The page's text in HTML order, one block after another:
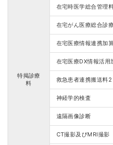
特掲診療
料
在宅時医学総合管理
在宅がん医療総合診
在宅医療情報連携加
在宅医療DX情報活用
救急患者連携搬送料2
神経学的検査
遠隔画像診断
CT撮影及びMRI撮影